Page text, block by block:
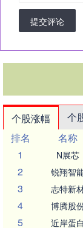
提交评论
个股涨幅 个
排名
名称
1
N展芯
2 锐翔智
3 志特新
4 博腾股
5 近岸蛋白